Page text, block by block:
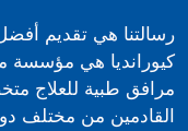
رسالتنا هي تقديم
مرافق طبية للعلاج
القادمين من مختلف